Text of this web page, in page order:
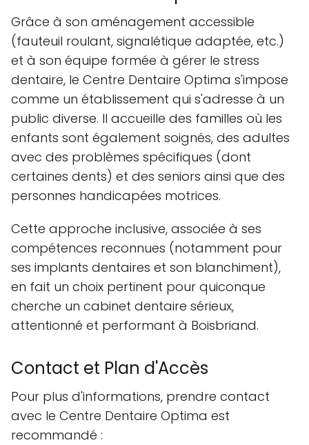
Grâce à son aménagement accessible
(fauteuil roulant, signalétique adaptée, etc.)
et à son équipe formée à gérer le stress
dentaire, le Centre Dentaire Optima s'impose
comme un établissement qui s'adresse à un
public diverse. Il accueille des familles où les
enfants sont également soignés, des adultes
avec des problèmes spécifiques (dont
certaines dents) et des seniors ainsi que des
personnes handicapées motrices.
Cette approche inclusive, associée à ses
compétences reconnues (notamment pour
ses implants dentaires et son blanchiment),
en fait un choix pertinent pour quiconque
cherche un cabinet dentaire sérieux,
attentionné et performant à Boisbriand.
Contact et Plan d'Accès
Pour plus d'informations, prendre contact
avec le Centre Dentaire Optima est
recommandé :